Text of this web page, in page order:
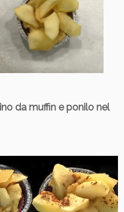
da muffin e ponilo nel